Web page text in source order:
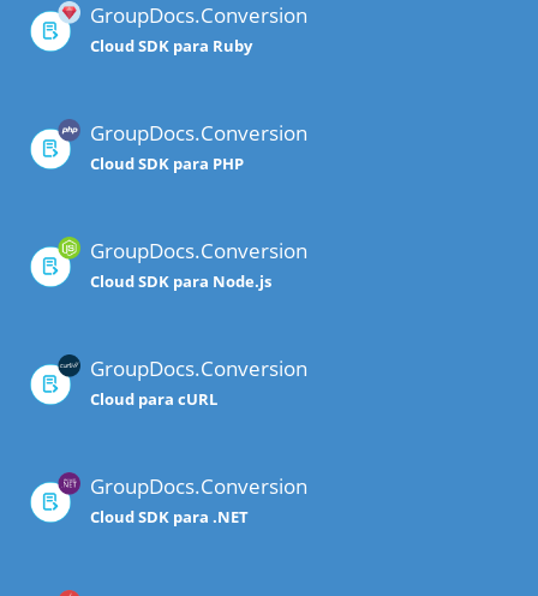
GroupDocs.Conversion
Cloud SDK para Ruby
GroupDocs.Conversion
Cloud SDK para PHP
GroupDocs.Conversion
Cloud SDK para Node.js
GroupDocs.Conversion
Cloud para cURL
GroupDocs.Conversion
Cloud SDK para .NET